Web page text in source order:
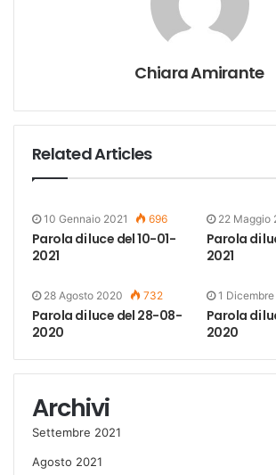
Chiara Amirante
Related Articles
10 Gennaio 2021 696
Parola di luce del 10-01-
2021
22 Maggio
Parola di
2021
28 Agosto 2020 732
Parola di luce del 28-08-
2020
1
Parola di
2020
Archivi
Settembre 2021
Agosto 2021